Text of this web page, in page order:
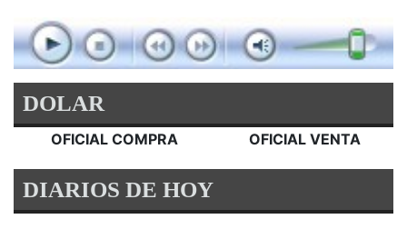
DOLAR
OFICIAL COMPRA OFICIAL VENTA
DIARIOS DE HOY